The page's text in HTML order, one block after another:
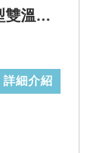
宮黛觸控式櫥下型雙溫飲水機GD-600心+基本安裝+GD濾心 (加Line ID:@ye888)
詳細介紹